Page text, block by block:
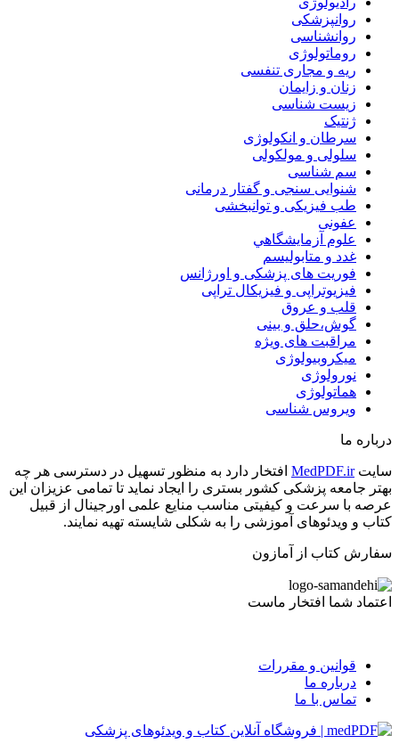
روانپزشکی
روانشناسی
روماتولوژی
ریه و مجاری تنفسی
زنان و زایمان
زیست شناسی
ژنتیک
سرطان و انکولوژی
سلولی و مولکولی
سم شناسی
شنوایی سنجی و گفتار درمانی
طب فیزیکی و توانبخشی
عفونی
علوم آزمايشگاهي
غدد و متابولیسم
فوریت های پزشکی و اورژانس
فیزیوتراپی و فیزیکال تراپی
قلب و عروق
گوش،حلق و بینی
مراقبت های ویژه
میکروبیولوژی
نورولوژی
هماتولوژی
ویروس شناسی
درباره ما
سایتMedPDF.ir افتخار دارد به منظور تسهیل در دسترسی هر چه
بهتر جامعه پزشکی کشور بستری را ایجاد نماید تا تمامی عزیزان این
عرصه با سرعت و کیفیتی مناسب منایع علمی اورجینال از قبیل
کتاب و ویدئوهای آموزشی را به شکلی شایسته تهیه نمایند.
سفارش کتاب از آمازون
اعتماد شما افتخار ماست
قوانین و مقررات
درباره ما
تماس با ما